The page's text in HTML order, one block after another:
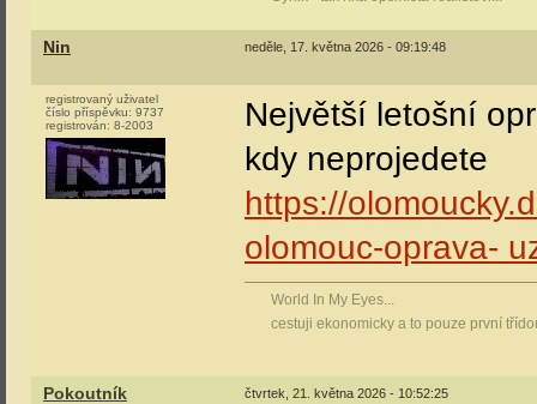
Nin neděle, 17. května 2026 - 09:19:48
registrovaný uživatel
číslo příspěvku: 9737
registrován: 8-2003
Největší letošní
kdy neprojedete
https://
olomouc-oprava-
World In My Eyes...
cestuji ekonomicky a to pouze první
Pokoutník čtvrtek, 21. května 2026 - 10:52:25